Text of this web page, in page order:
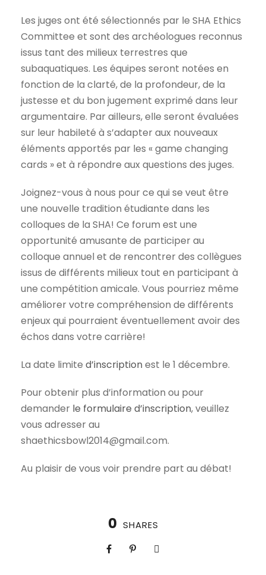
Les juges ont été sélectionnés par le SHA Ethics
Committee et sont des archéologues reconnus
issus tant des milieux terrestres que
subaquatiques. Les équipes seront notées en
fonction de la clarté, de la profondeur, de la
justesse et du bon jugement exprimé dans leur
argumentaire. Par ailleurs, elle seront évaluées
sur leur habileté à s’adapter aux nouveaux
éléments apportés par les « game changing
cards » et à répondre aux questions des juges.
Joignez-vous à nous pour ce qui se veut être
une nouvelle tradition étudiante dans les
colloques de la SHA! Ce forum est une
opportunité amusante de participer au
colloque annuel et de rencontrer des collègues
issus de différents milieux tout en participant à
une compétition amicale. Vous pourriez même
améliorer votre compréhension de différents
enjeux qui pourraient éventuellement avoir des
échos dans votre carrière!
La date limite d’inscriptionest le 1 décembre.
Pour obtenir plus d’information ou pour
demander le formulaire d’inscription, veuillez
vous adresser au
shaethicsbowl2014@gmail.com.
Au plaisir de vous voir prendre part au débat!
0 SHARES